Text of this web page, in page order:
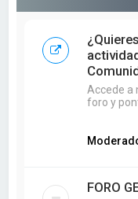
Accede a
foro y
FORO